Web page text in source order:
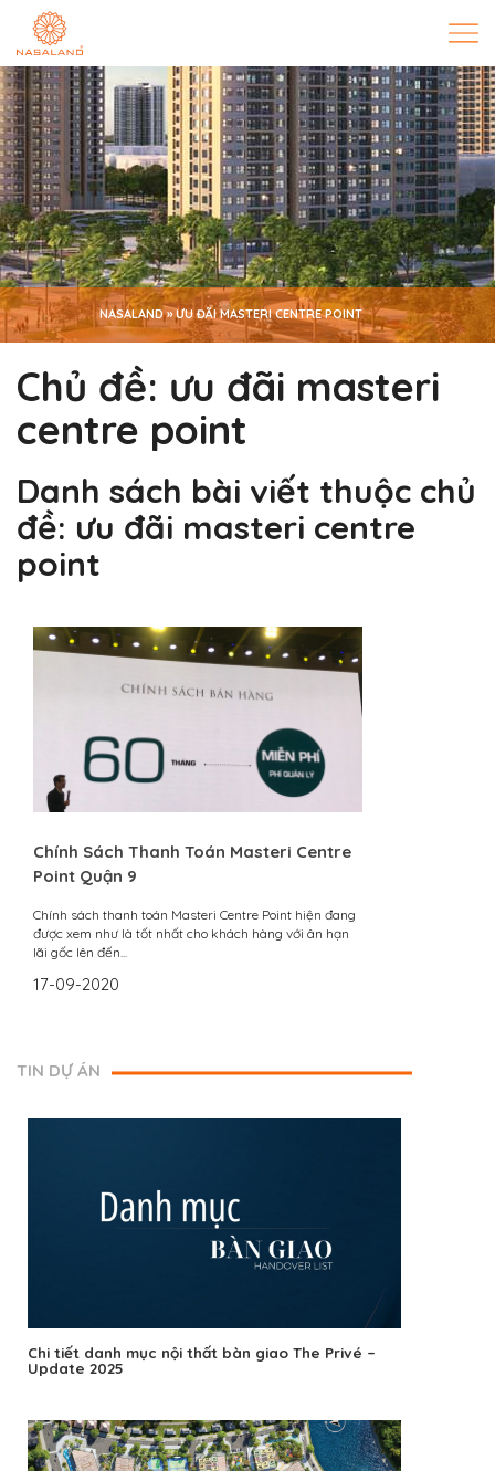
NASALAND»ƯU ĐÃI MASTERI CENTRE POINT
Chủ đề: ưu đãi masteri
centre point
Danh sách bài viết thuộc chủ
đề: ưu đãi masteri centre
point
Chính Sách Thanh Toán Masteri Centre
Point Quận 9
Chính sách thanh toán Masteri Centre Point hiện đang
được xem như là tốt nhất cho khách hàng với ân hạn
lãi gốc lên đến...
17-09-2020
TIN DỰ ÁN
Chi tiết danh mục nội thất bàn giao The Privé –
Update 2025